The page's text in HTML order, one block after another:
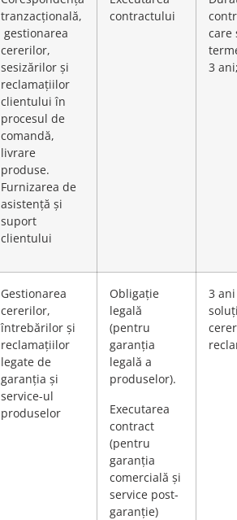
tranzacțională,
gestionarea
cererilor,
sesizărilor și
reclamațiilor
clientului în
procesul de
comandă,
livrare
produse.
Furnizarea de
asistență și
suport
clientului
contractului
care
3
Gestionarea
cererilor,
întrebărilor și
reclamațiilor
legate de
garanția și
service-ul
produselor
Obligație
legală
(pentru
garanția
legală a
produselor).
Executarea
contract
(pentru
garanția
comercială și
service post-
garanție)
3